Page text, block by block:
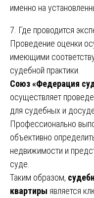
именно на
7. Где проводится
Проведение оценки
имеющими
судебной практики.
Союз «Федерация
осуществляет
для судебных и
Профессионально
объективно
недвижимости и
суде.
Таким образом,
квартиры является